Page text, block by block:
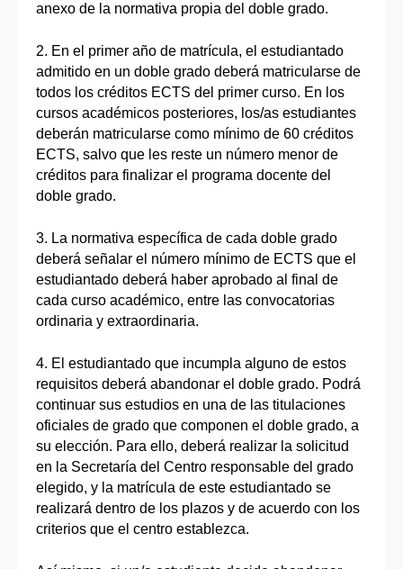
anexo de la normativa propia del doble grado.
2. En el primer año de matrícula, el estudiantado
admitido en un doble grado deberá matricularse de
todos los créditos ECTS del primer curso. En los
cursos académicos posteriores, los/as estudiantes
deberán matricularse como mínimo de 60 créditos
ECTS, salvo que les reste un número menor de
créditos para finalizar el programa docente del
doble grado.
3. La normativa específica de cada doble grado
deberá señalar el número mínimo de ECTS que el
estudiantado deberá haber aprobado al final de
cada curso académico, entre las convocatorias
ordinaria y extraordinaria.
4. El estudiantado que incumpla alguno de estos
requisitos deberá abandonar el doble grado. Podrá
continuar sus estudios en una de las titulaciones
oficiales de grado que componen el doble grado, a
su elección. Para ello, deberá realizar la solicitud
en la Secretaría del Centro responsable del grado
elegido, y la matrícula de este estudiantado se
realizará dentro de los plazos y de acuerdo con los
criterios que el centro establezca.